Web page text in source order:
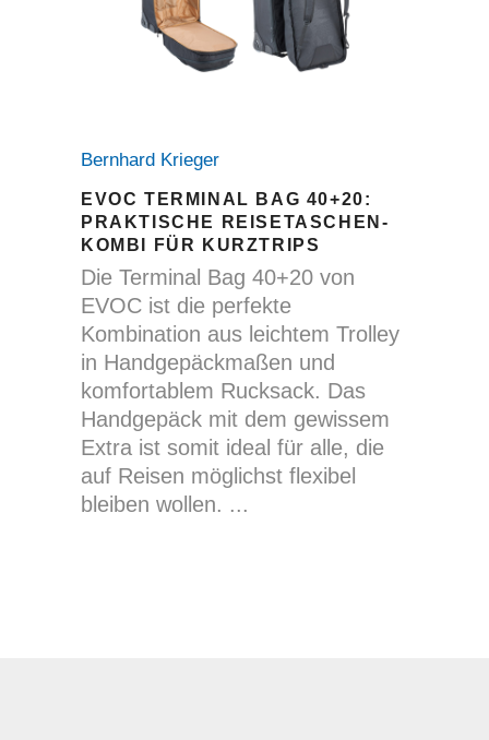
Bernhard Krieger
EVOC TERMINAL BAG 40+20:
PRAKTISCHE REISETASCHEN-
KOMBI FÜR KURZTRIPS
Die Terminal Bag 40+20 von
EVOC ist die perfekte
Kombination aus leichtem Trolley
in Handgepäckmaßen und
komfortablem Rucksack. Das
Handgepäck mit dem gewissem
Extra ist somit ideal für alle, die
auf Reisen möglichst flexibel
bleiben wollen.